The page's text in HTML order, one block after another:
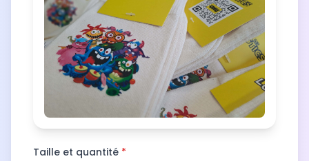
Taille et quantité *